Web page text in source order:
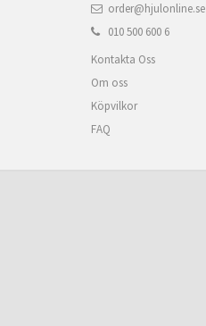
order@hjulonline.se
010 500 600 6
Kontakta Oss
Om oss
Köpvilkor
FAQ